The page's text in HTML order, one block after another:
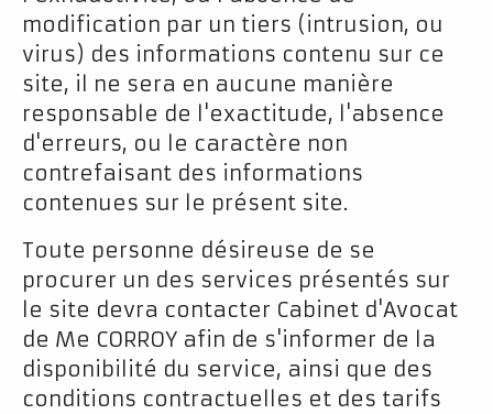
modification par un tiers (intrusion, ou
virus) des informations contenu sur ce
site, il ne sera en aucune manière
responsable de l'exactitude, l'absence
d'erreurs, ou le caractère non
contrefaisant des informations
contenues sur le présent site.
Toute personne désireuse de se
procurer un des services présentés sur
le site devra contacter Cabinet d'Avocat
de Me CORROY afin de s'informer de la
disponibilité du service, ainsi que des
conditions contractuelles et des tarifs